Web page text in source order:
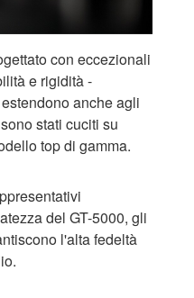
con eccezionali
e rigidità -
anche agli
stati cuciti su
top di gamma.
del GT-5000, gli
l'alta fedeltà